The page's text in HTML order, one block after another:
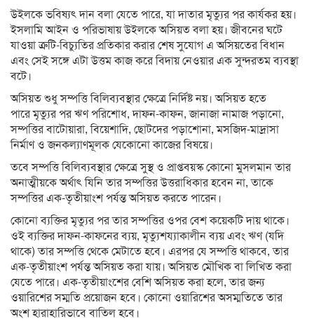
উইলকে ভবিষ্যৎ দান বলা যেতে পারে, যা দাতার মৃত্যুর পর কার্যকর হয়।
ইসলা‍মি আইন ও পরিভাষায় উইলকে অসিয়ত বলা হয়। জীবনের ঘটে
যাওয়া ত্রুটি-বিচ্যুতির প্রতিকার করার শেষ সুযোগ এ অসিয়তের বিধান
এবং সেই সঙ্গে এটা উত্তম কাজ করে বিদায় নেওয়ার এক সুন্দরতম ব্যবস্থা
বটে।
অসিয়ত শুধু সম্পত্তি বিলিব্যবস্থার ক্ষেত্রে নির্দিষ্ট নয়। অসিয়ত হতে
পারে মৃত্যুর পর ঋণ পরিশোধ, দাফন-কাফন, জানাজা নামাজ পড়ানো,
সম্পত্তির বাটোয়ারা, বিয়েশাদি, ছোটদের পড়াশোনা, মসজিদ-মাদ্রাসা
নির্মাণ ও জনকল্যাণমূলক যেকোনো কাজের বিষয়ে।
তবে সম্পত্তি বিলিব্যবস্থার ক্ষেত্রে সুস্থ ও প্রাপ্তবয়স্ক কোনো মুসলমান তার
অনাত্মীয়কে অর্থাৎ যিনি তার সম্পত্তির উত্তরাধিকার হবেন না, তাকে
সম্পত্তির এক-তৃতীয়াংশ পর্যন্ত অসিয়ত করতে পারেন।
কোনো ব্যক্তির মৃত্যুর পর তার সম্পত্তির ওপর বেশ কয়েকটি দায় থাকে।
ওই ব্যক্তির দাফন-কাফনের ব্যয়, মৃত্যুশয্যাকালীন ব্যয় এবং ঋণ (যদি
থাকে) তার সম্পত্তি থেকে মেটাতে হবে। এরপর যে সম্পত্তি থাকবে, তার
এক-তৃতীয়াংশ পর্যন্ত অসিয়ত করা যায়। অসিয়ত মৌখিক বা লিখিত করা
যেতে পারে। এক-তৃতীয়াংশের বেশি অসিয়ত করা হলে, তার জন্য
ওয়ারিশের সম্মতি প্রয়োজন হবে। কোনো ওয়ারিশের অসম্মতিতে তার
অংশ হারাহারিভাবে বাতিল হবে।